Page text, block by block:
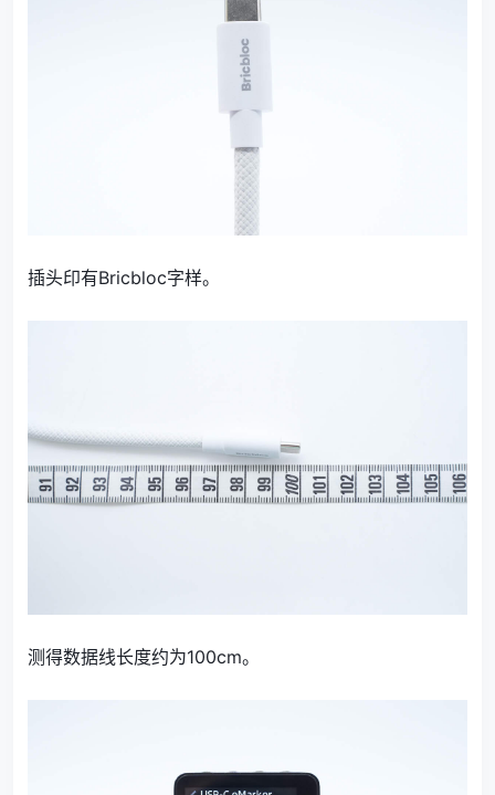
插头印有Bricbloc字样。
测得数据线长度约为100cm。